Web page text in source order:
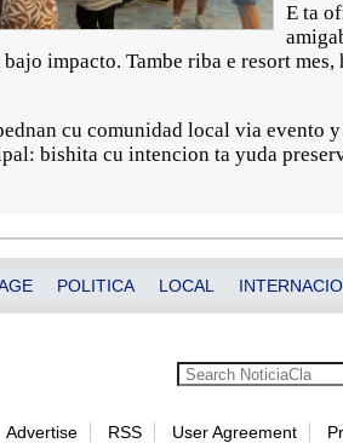
E ta
impacto. Tambe riba e resort
cu comunidad local via
bishita cu intencion ta yuda
POLITICA LOCAL
Advertise RSS User Agreement